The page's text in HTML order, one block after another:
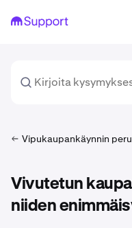
Vipukaupankäynnin
Vivutetun
niiden